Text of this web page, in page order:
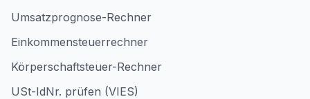
Umsatzprognose-Rechner
Einkommensteuerrechner
Körperschaftsteuer-Rechner
USt-IdNr. prüfen (VIES)